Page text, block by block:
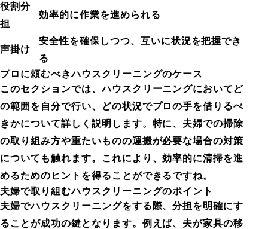
役割分
担
効率的に作業を進められる
声掛け
安全性を確保しつつ、互いに状況を把握でき
る
プロに頼むべきハウスクリーニングのケース
このセクションでは、ハウスクリーニングにおいてど
の範囲を自分で行い、どの状況でプロの手を借りるべ
きかについて詳しく説明します。特に、夫婦での掃除
の取り組み方や重たいものの運搬が必要な場合の対策
についても触れます。これにより、効率的に清掃を進
めるためのヒントを得ることができるですね。
夫婦で取り組むハウスクリーニングのポイント
夫婦でハウスクリーニングをする際、分担を明確にす
ることが成功の鍵となります。例えば、夫が家具の移